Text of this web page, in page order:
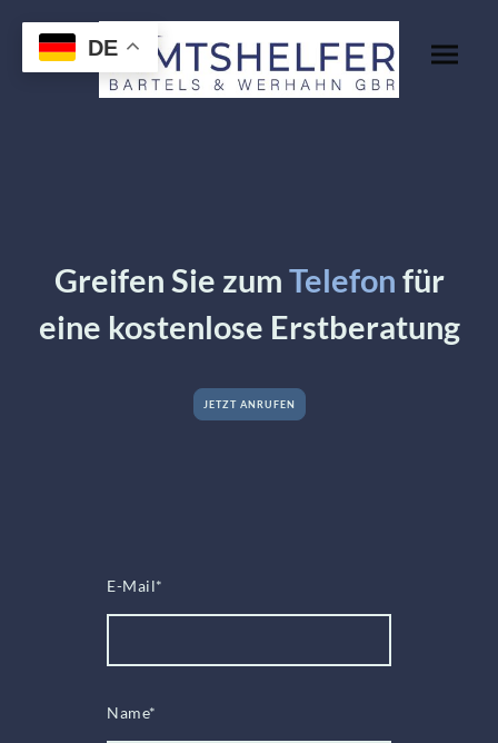
Greifen Sie zum Telefon für
eine kostenlose Erstberatung
JETZT ANRUFEN
E-Mail*
Name*
DE